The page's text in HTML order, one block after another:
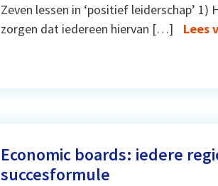
Zeven lessen in ‘positief leiderschap’
zorgen dat iedereen hiervan […]
Lees
Economic boards: iedere
succesformule